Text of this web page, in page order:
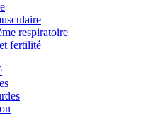
respiratoire
fertilité